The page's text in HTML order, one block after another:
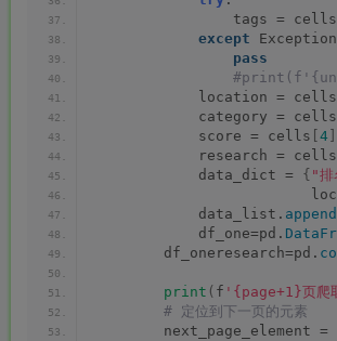
                tags = cells
except Exception
pass
            location = cells
            category = cells
            score = cells
4
            research = cells
            data_dict =
{ "排
            data_list.
append
            df_one=pd.
        df_oneresearch=pd.
print ( f '{page+1}页爬
# 定位到下一页的元素
next_page_element =